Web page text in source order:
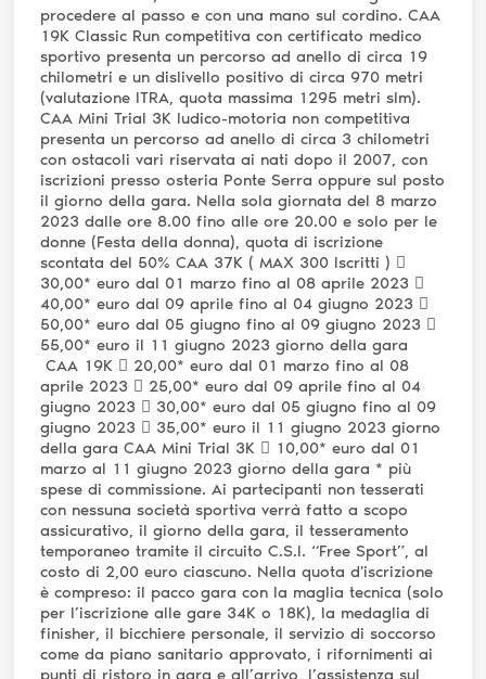
procedere al passo e con una mano sul cordino. CAA
19K Classic Run competitiva con certificato medico
sportivo presenta un percorso ad anello di circa 19
chilometri e un dislivello positivo di circa 970 metri
(valutazione ITRA, quota massima 1295 metri slm).
CAA Mini Trial 3K ludico-motoria non competitiva
presenta un percorso ad anello di circa 3 chilometri
con ostacoli vari riservata ai nati dopo il 2007, con
iscrizioni presso osteria Ponte Serra oppure sul posto
il giorno della gara. Nella sola giornata del 8 marzo
2023 dalle ore 8.00 fino alle ore 20.00 e solo per le
donne (Festa della donna), quota di iscrizione
scontata del 50% CAA 37K ( MAX 300 Iscritti ) 
30,00* euro dal 01 marzo fino al 08 aprile 2023 
40,00* euro dal 09 aprile fino al 04 giugno 2023 
50,00* euro dal 05 giugno fino al 09 giugno 2023 
55,00* euro il 11 giugno 2023 giorno della gara
CAA 19K  20,00* euro dal 01 marzo fino al 08
aprile 2023  25,00* euro dal 09 aprile fino al 04
giugno 2023  30,00* euro dal 05 giugno fino al 09
giugno 2023  35,00* euro il 11 giugno 2023 giorno
della gara CAA Mini Trial 3K  10,00* euro dal 01
marzo al 11 giugno 2023 giorno della gara * più
spese di commissione. Ai partecipanti non tesserati
con nessuna società sportiva verrà fatto a scopo
assicurativo, il giorno della gara, il tesseramento
temporaneo tramite il circuito C.S.I. “Free Sport”, al
costo di 2,00 euro ciascuno. Nella quota d'iscrizione
è compreso: il pacco gara con la maglia tecnica (solo
per l’iscrizione alle gare 34K o 18K), la medaglia di
finisher, il bicchiere personale, il servizio di soccorso
come da piano sanitario approvato, i rifornimenti ai
punti di ristoro in gara e all’arrivo, l’assistenza sul